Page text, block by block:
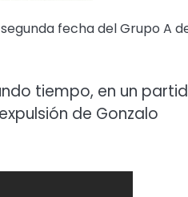
fecha del Grupo A
tiempo, en un
de Gonzalo